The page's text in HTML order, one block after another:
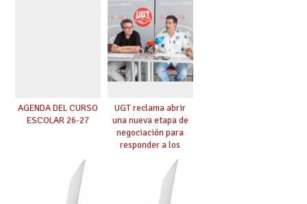
exige al Ministerio
que los compromisos
se materialicen con
la mayor agilidad
posible
AGENDA DEL CURSO
ESCOLAR 26-27
UGT reclama abrir
una nueva etapa de
negociación para
responder a los
nuevos desafíos de la
educación